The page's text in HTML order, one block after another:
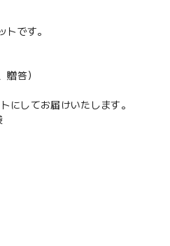
トです。
贈答）
にしてお届けいたします。